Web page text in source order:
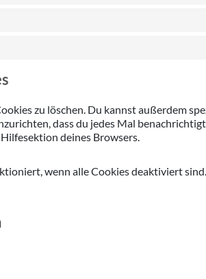
zu löschen. Du kannst außerdem
dass du jedes Mal
deines Browsers.
wenn alle Cookies deaktiviert